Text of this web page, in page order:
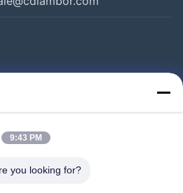
9:43 PM
you looking for?